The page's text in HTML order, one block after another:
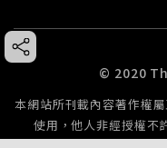
© 2020
本網站所刊載內容著作權
使用，他人非經授權不